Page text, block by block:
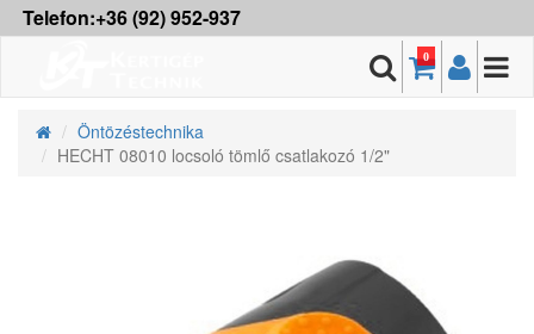
Telefon:+36 (92) 952-937
0
Öntözéstechnika
HECHT 08010 locsoló tömlő csatlakozó 1/2"